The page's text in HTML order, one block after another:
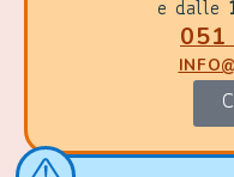
e dalle
051